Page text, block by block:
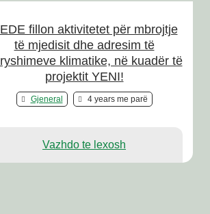
fillon aktivitetet për mbrojtje
të mjedisit dhe adresim të
klimatike, në kuadër të
projektit YENI!
Gjeneral 4 years me parë
Vazhdo te lexosh